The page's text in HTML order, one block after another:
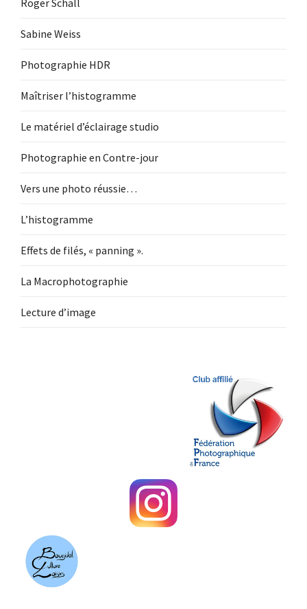
Roger Schall
Sabine Weiss
Photographie HDR
Maîtriser l’histogramme
Le matériel d’éclairage studio
Photographie en Contre-jour
Vers une photo réussie…
L’histogramme
Effets de filés, « panning ».
La Macrophotographie
Lecture d’image